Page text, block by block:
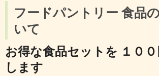
フードパントリー 食品
いて
お得な食品セットを １０
します